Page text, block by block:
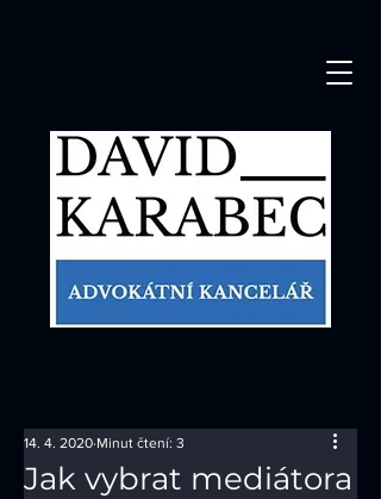
Jak vybrat mediátora
14. 4. 2020 Minut čtení: 3